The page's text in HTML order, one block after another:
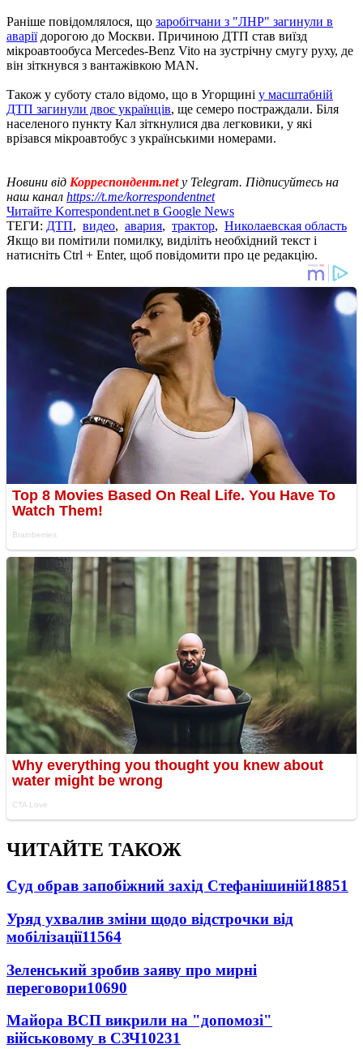
Раніше повідомлялося, що заробітчани з "ЛНР" загинули в
аваріїдорогою до Москви. Причиною ДТП став виїзд
мікроавтообуса Mercedes-Benz Vito на зустрічну смугу руху, де
він зіткнувся з вантажівкою MAN.
Також у суботу стало відомо, що в Угорщині у масштабній
ДТП загинули двоє українців, ще семеро постраждали. Біля
населеного пункту Кал зіткнулися два легковики, у які
врізався мікроавтобус з українськими номерами.
Новини від Корреспондент.net у Telegram. Підписуйтесь на
наш канал https://t.me/korrespondentnet
Читайте Korrespondent.net в Google News
ТЕГИ: ДТП, видео, авария, трактор, Николаевская область
Якщо ви помітили помилку, виділіть необхідний текст і
натисніть Ctrl + Enter, щоб повідомити про це редакцію.
ЧИТАЙТЕ ТАКОЖ
Суд обрав запобіжний захід Стефанішиній18851
Уряд ухвалив зміни щодо відстрочки від
мобілізації11564
Зеленський зробив заяву про мирні
переговори10690
Майора ВСП викрили на "допомозі"
військовому в СЗЧ10231